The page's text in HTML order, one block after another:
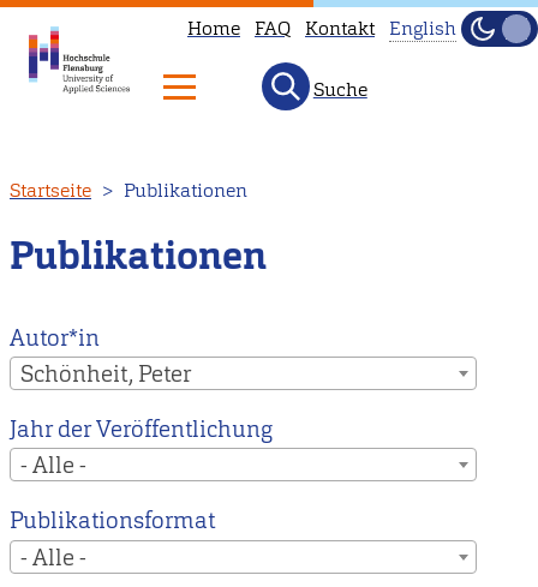
zum
Inhalt
Home FAQ Kontakt
to
our
main
instead.
English
Hell
Suche
Startseite Publikationen
Publikationen
Autor*in
Schönheit, Peter
Jahr der Veröffentlichung
- Alle -
Publikationsformat
- Alle -